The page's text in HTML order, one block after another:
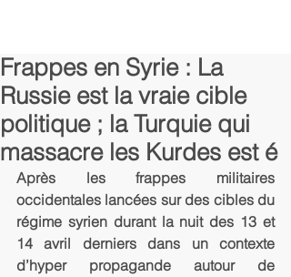
Frappes en Syrie : La
Russie est la vraie cible
politique ; la Turquie qui
massacre les Kurdes est é
Après les frappes militaires
occidentales lancées sur des cibles du
régime syrien durant la nuit des 13 et
14 avril derniers dans un contexte
d’hyper propagande autour de